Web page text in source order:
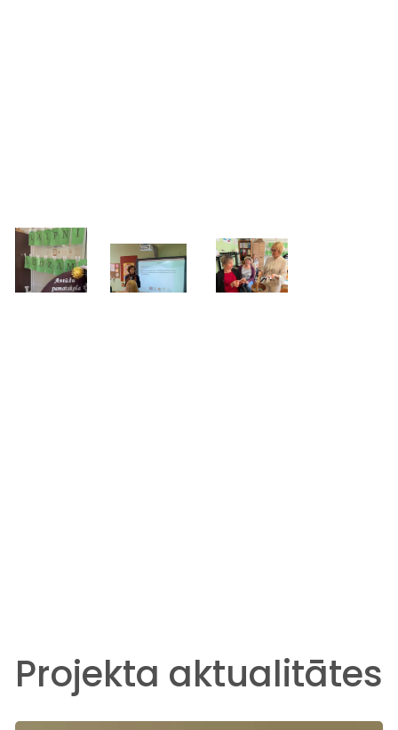
Projekta aktualitātes